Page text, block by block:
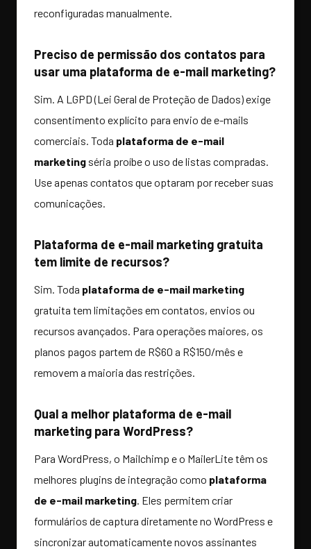
reconfiguradas manualmente.
Preciso de permissão dos contatos para
usar uma plataforma de e-mail marketing?
Sim. A LGPD (Lei Geral de Proteção de Dados) exige
consentimento explícito para envio de e-mails
comerciais. Toda plataforma de e-mail
marketing séria proíbe o uso de listas compradas.
Use apenas contatos que optaram por receber suas
comunicações.
Plataforma de e-mail marketing gratuita
tem limite de recursos?
Sim. Toda plataforma de e-mail marketing
gratuita tem limitações em contatos, envios ou
recursos avançados. Para operações maiores, os
planos pagos partem de R$60 a R$150/mês e
removem a maioria das restrições.
Qual a melhor plataforma de e-mail
marketing para WordPress?
Para WordPress, o Mailchimp e o MailerLite têm os
melhores plugins de integração como plataforma
de e-mail marketing. Eles permitem criar
formulários de captura diretamente no WordPress e
sincronizar automaticamente novos assinantes